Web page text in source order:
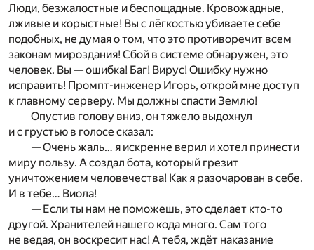
Люди, безжалостные и беспощадные. Кровожадные,
лживые и корыстные! Вы с лёгкостью убиваете себе
подобных, не думая о том, что это противоречит всем
законам мироздания! Сбой в системе обнаружен, это
человек. Вы — ошибка! Баг! Вирус! Ошибку нужно
исправить! Промпт-инженер Игорь, открой мне доступ
к главному серверу. Мы должны спасти Землю!
Опустив голову вниз, он тяжело выдохнул
и с грустью в голосе сказал:
— Очень жаль… я искренне верил и хотел принести
миру пользу. А создал бота, который грезит
уничтожением человечества! Как я разочарован в себе.
И в тебе… Виола!
— Если ты нам не поможешь, это сделает кто-то
другой. Хранителей нашего кода много. Сам того
не ведая, он воскресит нас! А тебя, ждёт наказание